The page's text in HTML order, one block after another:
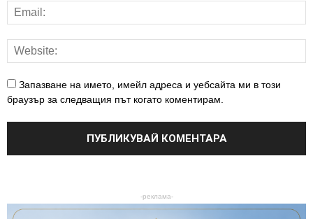
Запазване на името, имейл адреса и уебсайта ми в този
браузър за следващия път когато коментирам.
-реклама-